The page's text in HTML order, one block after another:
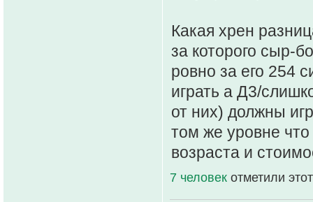
Какая хрен
за которого сыр-
ровно за его 254
играть а Д3/
от них) должны
том же уровне что
возраста и
7 человек отметили